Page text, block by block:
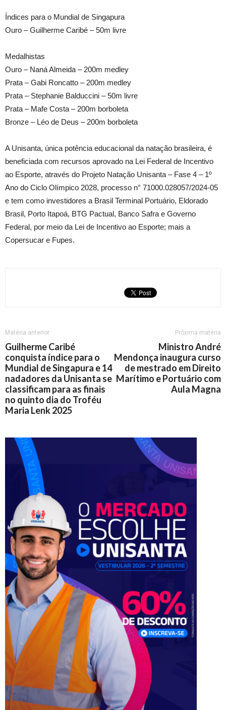
Índices para o Mundial de Singapura
Ouro – Guilherme Caribé – 50m livre
Medalhistas
Ouro – Naná Almeida – 200m medley
Prata – Gabi Roncatto – 200m medley
Prata – Stephanie Balduccini – 50m livre
Prata – Mafe Costa – 200m borboleta
Bronze – Léo de Deus – 200m borboleta
A Unisanta, única potência educacional da natação brasileira, é
beneficiada com recursos aprovado na Lei Federal de Incentivo
ao Esporte, através do Projeto Natação Unisanta – Fase 4 – 1º
Ano do Ciclo Olímpico 2028, processo n° 71000.028057/2024-05
e tem como investidores a Brasil Terminal Portuário, Eldorado
Brasil, Porto Itapoá, BTG Pactual, Banco Safra e Governo
Federal, por meio da Lei de Incentivo ao Esporte; mais a
Copersucar e Fupes.
Matéria anterior
Guilherme Caribé
conquista índice para o
Mundial de Singapura e 14
nadadores da Unisanta se
classificam para as finais
no quinto dia do Troféu
Maria Lenk 2025
Próxima matéria
Ministro André
Mendonça inaugura curso
de mestrado em Direito
Marítimo e Portuário com
Aula Magna